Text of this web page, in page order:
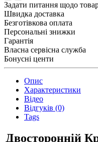
Задати питання щодо
Швидка доставка
Безготівкова оплата
Персональні знижки
Гарантія
Власна сервісна служба
Бонусні центи
Опис
Характеристики
Відео
Відгуків (0)
Tags
Двосторонній